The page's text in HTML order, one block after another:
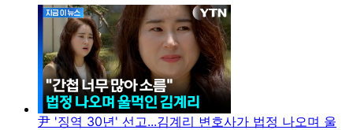
尹 '징역 30년' 선고...김계리 변호사가 법정 나오며 울